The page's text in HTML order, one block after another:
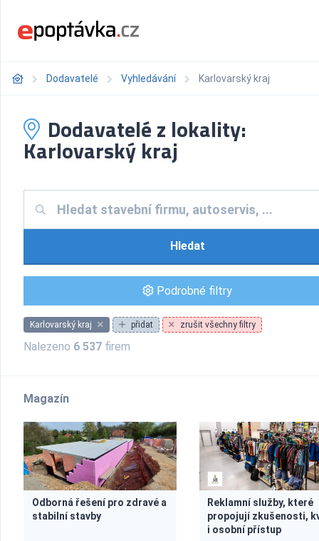
Dodavatelé Vyhledávání Karlovarský kraj
Dodavatelé z lokality:
Karlovarský kraj
Hledat
Podrobné filtry
Karlovarský kraj přidat zrušit všechny filtry
Nalezeno 6 537 firem
Magazín
Odborná řešení pro zdravé a
stabilní stavby
Reklamní služby, které
propojují zkušenosti,
i osobní přístup